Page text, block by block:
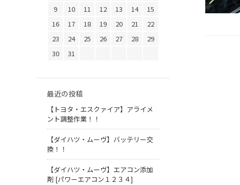
9
10 11 12 13 14
15
16
17 18 19 20 21
22
23
24 25 26 27 28
29
30
31
最近の投稿
【トヨタ・エスクァイア】アライメ
ント調整作業！！
【ダイハツ・ムーヴ】バッテリー交
換！！
【ダイハツ・ムーヴ】エアコン添加
剤 [パワーエアコン１２３４]